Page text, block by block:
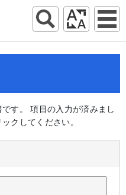
す。 項目の入力が済みまし
クしてください。